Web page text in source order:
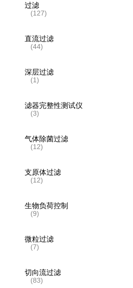
过滤
(127)
直流过滤
(44)
深层过滤
(1)
滤器完整性测试仪
(3)
气体除菌过滤
(12)
支原体过滤
(12)
生物负荷控制
(9)
微粒过滤
(7)
切向流过滤
(83)